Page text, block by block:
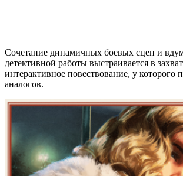
Сочетание динамичных боевых сцен и
детективной работы выстраивается в
интерактивное повествование, у которого
аналогов.